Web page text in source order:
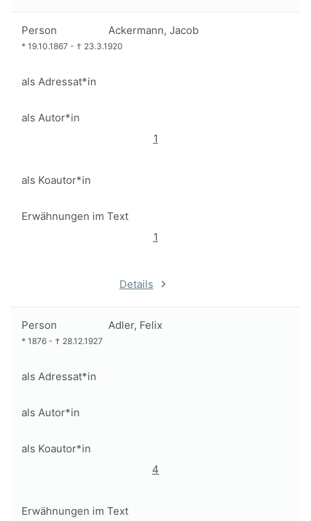
Person Ackermann, Jacob
* 19.10.1867 - † 23.3.1920
als Adressat*in
als Autor*in
1
als Koautor*in
Erwähnungen im Text
1
Details
Person Adler, Felix
* 1876 - † 28.12.1927
als Adressat*in
als Autor*in
als Koautor*in
4
Erwähnungen im Text